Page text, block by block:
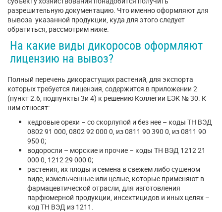
разрешительную документацию. Что именно оформляют для
вывоза указанной продукции, куда для этого следует
обратиться, рассмотрим ниже.
На какие виды дикоросов оформляют
лицензию на вывоз?
Полный перечень дикорастущих растений, для экспорта
которых требуется лицензия, содержится в приложении 2
(пункт 2.6, подпункты 3и 4) к решению Коллегии ЕЭК № 30. К
ним относят:
кедровые орехи – со скорлупой и без нее – коды ТН ВЭД
0802 91 000, 0802 92 000 0, из 0811 90 390 0, из 0811 90
950 0;
водоросли – морские и прочие – коды ТН ВЭД 1212 21
000 0, 1212 29 000 0;
растения, их плоды и семена в свежем либо сушеном
виде, измельченные или целые, которые применяют в
фармацевтической отрасли, для изготовления
парфюмерной продукции, инсектицидов и иных целях –
код ТН ВЭД из 1211.